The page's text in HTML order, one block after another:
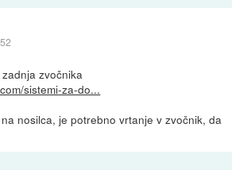
zvočnika
sistemi-za-do...
nosilca, je potrebno vrtanje v zvočnik, da